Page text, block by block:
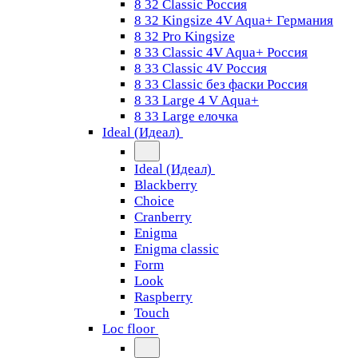
8 32 Classic Россия
8 32 Kingsize 4V Aqua+ Германия
8 32 Pro Kingsize
8 33 Classic 4V Aqua+ Россия
8 33 Classic 4V Россия
8 33 Classic без фаски Россия
8 33 Large 4 V Aqua+
8 33 Large елочка
Ideal (Идеал)
Ideal (Идеал)
Blackberry
Choice
Cranberry
Enigma
Enigma classic
Form
Look
Raspberry
Touch
Loc floor